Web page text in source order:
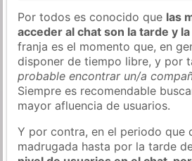
Por todos es conocido que las
acceder al chat son la tarde y
franja es el momento que, en
disponer de tiempo libre, y por
probable encontrar un/a
Siempre es recomendable
mayor afluencia de usuarios.
Y por contra, en el periodo que
madrugada hasta por la tarde